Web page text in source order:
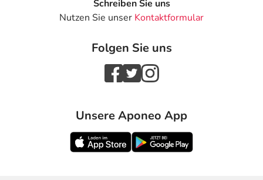
Schreiben Sie uns
Nutzen Sie unser Kontaktformular
Folgen Sie uns
Unsere Aponeo App